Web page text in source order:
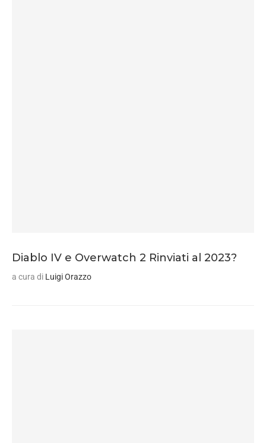
Diablo IV e Overwatch 2 Rinviati al 2023?
a cura di Luigi Orazzo